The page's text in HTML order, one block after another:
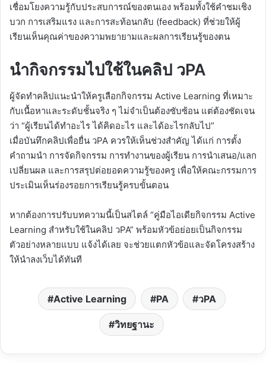
เชื่อมโยงความรู้กับประสบการณ์ของตนเอง พร้อมทั้งใช้คำชมเชิง
บวก การเสริมแรง และการสะท้อนกลับ (feedback) ที่ช่วยให้ผู้
เรียนเห็นคุณค่าของความพยายามและผลการเรียนรู้ของตน
นำกิจกรรมไปใช้ในคลิป วPA
ผู้จัดทำคลิปแนะนำให้ครูเลือกกิจกรรม Active Learning ที่เหมาะ
กับเนื้อหาและระดับชั้นจริง ๆ ไม่จำเป็นต้องซับซ้อน แต่ต้องชัดเจน
ว่า “ผู้เรียนได้ทำอะไร ได้คิดอะไร และได้อะไรกลับไป”
เมื่อบันทึกคลิปเพื่อยื่น วPA ควรให้เห็นช่วงสำคัญ ได้แก่ การตั้ง
คำถามนำ การจัดกิจกรรม การทำงานของผู้เรียน การนำเสนอ/แลก
เปลี่ยนผล และการสรุปต่อยอดความรู้ของครู เพื่อให้คณะกรรมการ
ประเมินเห็นร่องรอยการเรียนรู้ครบขั้นตอน
หากต้องการปรับบทความนี้เป็นสไตล์ “คู่มือไอเดียกิจกรรม Active
Learning สำหรับใช้ในคลิป วPA” พร้อมหัวข้อย่อยเป็นกิจกรรม
ตัวอย่างหลายแบบ แจ้งได้เลย จะช่วยแตกหัวข้อและจัดโครงสร้าง
ให้นำลงเว็บได้ทันที
Active Learning PA วPA
วิทยฐานะ